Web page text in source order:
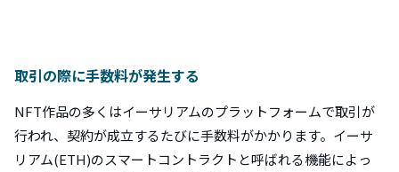
取引の際に手数料が発生する
NFT作品の多くはイーサリアムのプラットフォームで取引が
行われ、契約が成立するたびに手数料がかかります。イーサ
リアム(ETH)のスマートコントラクトと呼ばれる機能によっ